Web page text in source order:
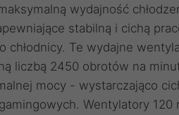
wydajność
stabilną i cichą
chłodnicy. Te wydajne
liczbą 2450 obrotów na
mocy - wystarczająco
Wentylatory 120